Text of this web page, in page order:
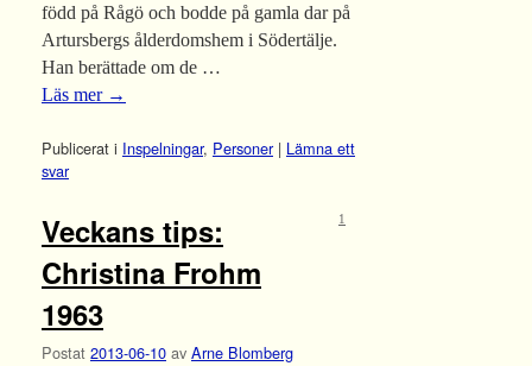
född på Rågö och bodde på gamla dar på
Artursbergs ålderdomshem i Södertälje.
Han berättade om de …
Läs mer →
Publicerat i Inspelningar, Personer | Lämna ett
svar
Veckans tips:
Christina Frohm
1963
Postat 2013-06-10 av Arne Blomberg
1